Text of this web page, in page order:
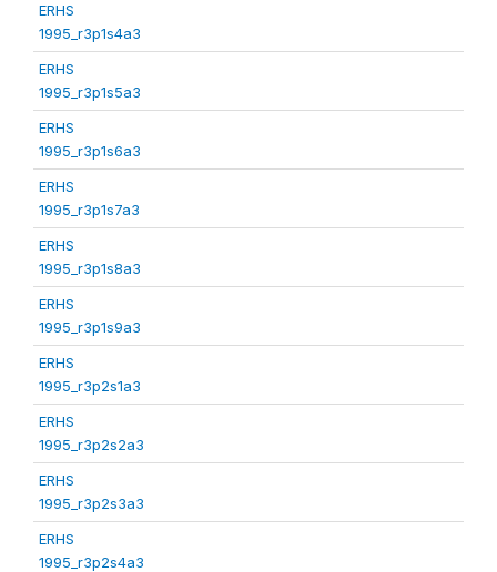
ERHS
1995_r3p1s4a3
ERHS
1995_r3p1s5a3
ERHS
1995_r3p1s6a3
ERHS
1995_r3p1s7a3
ERHS
1995_r3p1s8a3
ERHS
1995_r3p1s9a3
ERHS
1995_r3p2s1a3
ERHS
1995_r3p2s2a3
ERHS
1995_r3p2s3a3
ERHS
1995_r3p2s4a3